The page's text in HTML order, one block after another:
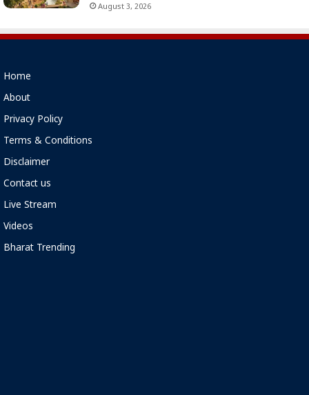
August 3, 2026
Home
About
Privacy Policy
Terms & Conditions
Disclaimer
Contact us
Live Stream
Videos
Bharat Trending